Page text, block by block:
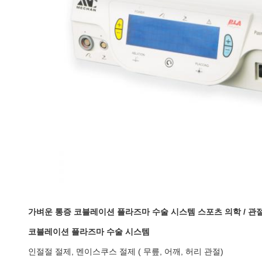
가벼운 통증 코블레이션 플라즈마 수술 시스템 스포츠 의학 / 관
코블레이션 플라즈마 수술 시스템
인절절 절제, 멘이스쿠스 절제 ( 무릎, 어깨, 허리 관절)